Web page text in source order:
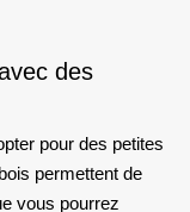
des
pour des petites
permettent de
vous pourrez